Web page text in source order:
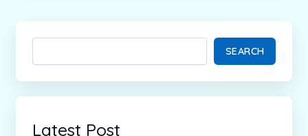
SEARCH
Latest Post